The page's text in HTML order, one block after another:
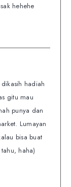
hehehe
hadiah
gitu mau
punya dan
Lumayan
bisa buat
haha)